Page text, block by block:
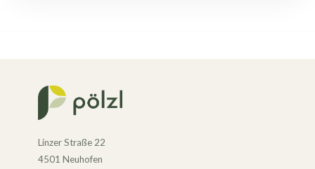
Linzer Straße 22
4501 Neuhofen